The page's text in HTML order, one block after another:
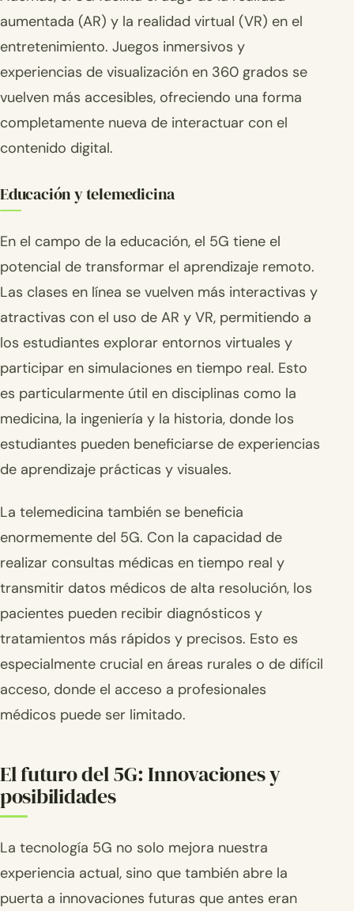
aumentada (AR) y la realidad virtual (VR) en el
entretenimiento. Juegos inmersivos y
experiencias de visualización en 360 grados se
vuelven más accesibles, ofreciendo una forma
completamente nueva de interactuar con el
contenido digital.
Educación y telemedicina
En el campo de la educación, el 5G tiene el
potencial de transformar el aprendizaje remoto.
Las clases en línea se vuelven más interactivas y
atractivas con el uso de AR y VR, permitiendo a
los estudiantes explorar entornos virtuales y
participar en simulaciones en tiempo real. Esto
es particularmente útil en disciplinas como la
medicina, la ingeniería y la historia, donde los
estudiantes pueden beneficiarse de experiencias
de aprendizaje prácticas y visuales.
La telemedicina también se beneficia
enormemente del 5G. Con la capacidad de
realizar consultas médicas en tiempo real y
transmitir datos médicos de alta resolución, los
pacientes pueden recibir diagnósticos y
tratamientos más rápidos y precisos. Esto es
especialmente crucial en áreas rurales o de difícil
acceso, donde el acceso a profesionales
médicos puede ser limitado.
El futuro del 5G: Innovaciones y
posibilidades
La tecnología 5G no solo mejora nuestra
experiencia actual, sino que también abre la
puerta a innovaciones futuras que antes eran